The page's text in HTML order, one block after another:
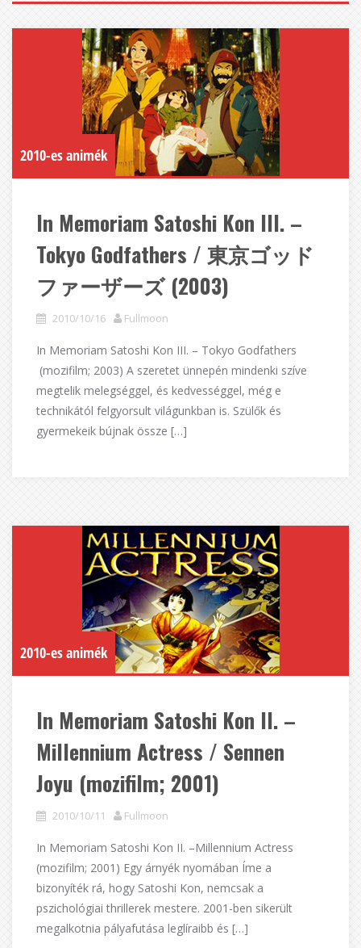
2010-es animék
In Memoriam Satoshi Kon III. –
Tokyo Godfathers / 東京ゴッド
ファーザーズ (2003)
2010/10/16 Fullmoon
In Memoriam Satoshi Kon III. – Tokyo Godfathers
(mozifilm; 2003) A szeretet ünnepén mindenki szíve
megtelik melegséggel, és kedvességgel, még e
technikától felgyorsult világunkban is. Szülők és
gyermekeik bújnak össze […]
2010-es animék
In Memoriam Satoshi Kon II. –
Millennium Actress / Sennen
Joyu (mozifilm; 2001)
2010/10/11 Fullmoon
In Memoriam Satoshi Kon II. –Millennium Actress
(mozifilm; 2001) Egy árnyék nyomában Íme a
bizonyíték rá, hogy Satoshi Kon, nemcsak a
pszichológiai thrillerek mestere. 2001-ben sikerült
megalkotnia pályafutása leglíraibb és […]